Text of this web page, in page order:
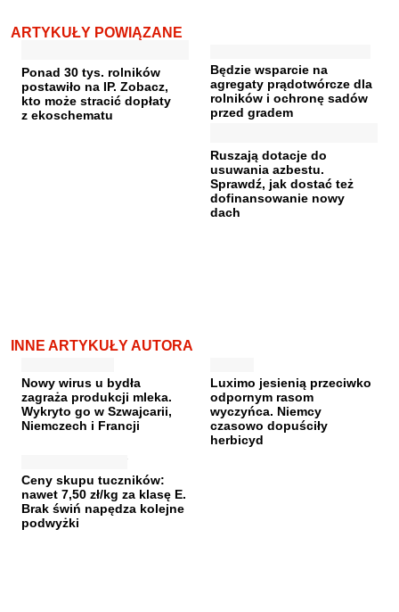
ARTYKUŁY POWIĄZANE
Ponad 30 tys. rolników
postawiło na IP. Zobacz,
kto może stracić dopłaty
z ekoschematu
Będzie wsparcie na
agregaty prądotwórcze dla
rolników i ochronę sadów
przed gradem
Ruszają dotacje do
usuwania azbestu.
Sprawdź, jak dostać też
dofinansowanie nowy
dach
INNE ARTYKUŁY AUTORA
Nowy wirus u bydła
zagraża produkcji mleka.
Wykryto go w Szwajcarii,
Niemczech i Francji
Luximo jesienią przeciwko
odpornym rasom
wyczyńca. Niemcy
czasowo dopuściły
herbicyd
Ceny skupu tuczników:
nawet 7,50 zł/kg za klasę E.
Brak świń napędza kolejne
podwyżki